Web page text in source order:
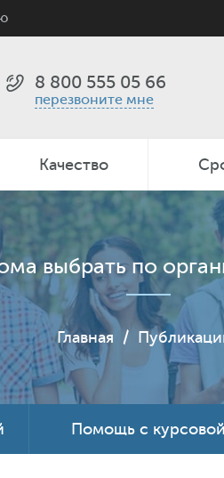
8 800 555 05 66
перезвоните мне
Качество
выбрать по
Главная /
Помощь с курсовой